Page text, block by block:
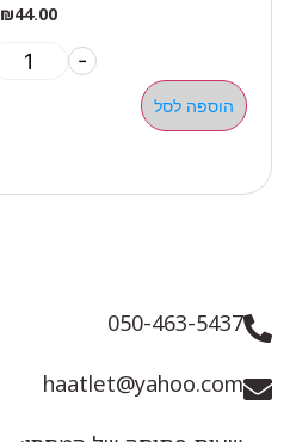
₪44.00
-
הוספה לסל
050-463-5437
haatlet@yahoo.com